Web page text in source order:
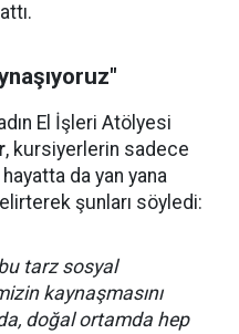
El İşleri Atölyesi
, kursiyerlerin sadece
da yan yana
şunları söyledi:
bu tarz sosyal
kaynaşmasını
doğal ortamda hep